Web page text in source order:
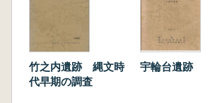
竹之内遺跡 縄文時
代早期の調査
宇輪台遺跡